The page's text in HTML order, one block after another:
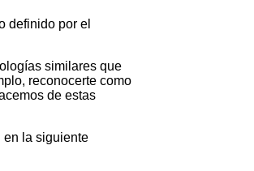
definido por el
similares que
reconocerte como
de estas
en la siguiente